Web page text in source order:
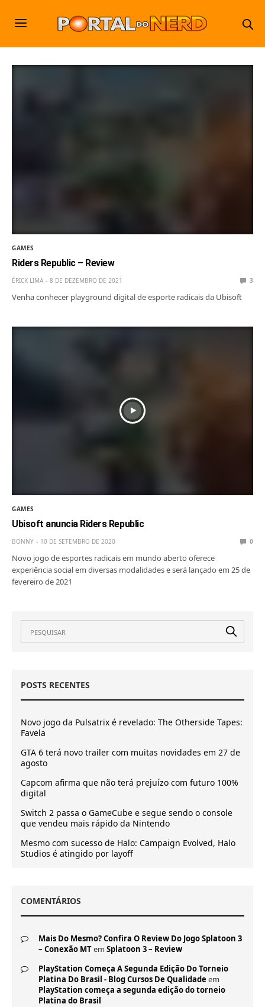
GAMES
Riders Republic – Review
ÉRICK LIMA 8 DE DEZEMBRO DE 2021 3
Venha conhecer playground digital de esporte radicais da Ubisoft
GAMES
Ubisoft anuncia Riders Republic
BONNY 10 DE SETEMBRO DE 2020 0
Novo jogo de esportes radicais em mundo aberto oferece
experiência social em diversas modalidades e será lançado em 25 de
fevereiro de 2021
POSTS RECENTES
Novo jogo da Pulsatrix é revelado: The Otherside Tapes:
Favela
GTA 6 terá novo trailer com muitas novidades em 27 de
agosto
Capcom afirma que não terá prejuízo com futuro 100%
digital
Switch 2 passa o GameCube e segue sendo o console
que vendeu mais rápido da Nintendo
Mesmo com sucesso de Halo: Campaign Evolved, Halo
Studios é atingido por layoff
COMENTÁRIOS
Mais Do Mesmo? Confira O Review Do Jogo Splatoon 3
– Conexão MTem Splatoon 3 – Review
PlayStation Começa A Segunda Edição Do Torneio
Platina Do Brasil - Blog Cursos De Qualidade em
PlayStation começa a segunda edição do torneio
Platina do Brasil